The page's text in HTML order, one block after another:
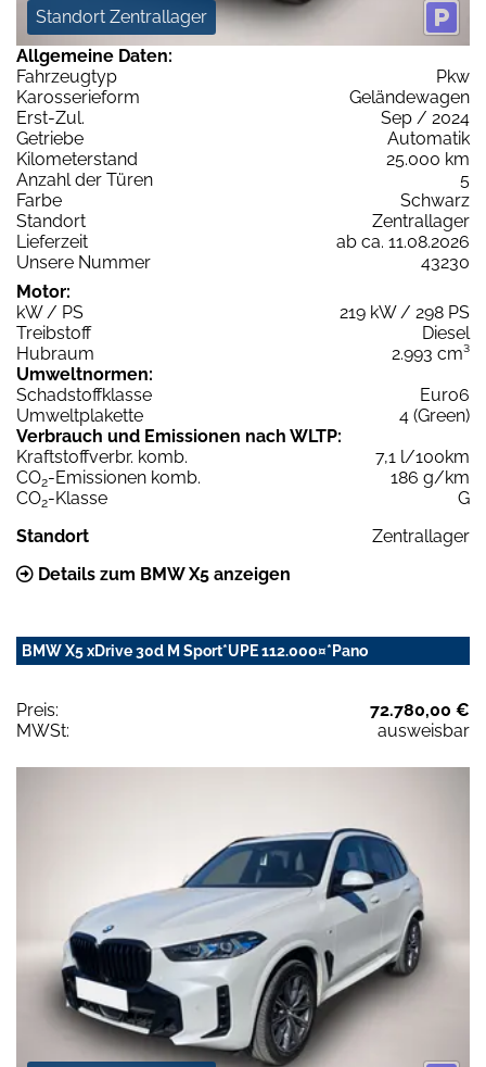
Standort Zentrallager
Allgemeine Daten:
Fahrzeugtyp
Pkw
Karosserieform
Geländewagen
Erst-Zul.
Sep / 2024
Getriebe
Automatik
Kilometerstand
25.000 km
Anzahl der Türen
5
Farbe
Schwarz
Standort
Zentrallager
Lieferzeit
ab ca. 11.08.2026
Unsere Nummer
43230
Motor:
kW / PS
219 kW / 298 PS
Treibstoff
Diesel
Hubraum
2.993 cm³
Umweltnormen:
Schadstoffklasse
Euro6
Umweltplakette
4 (Green)
Verbrauch und Emissionen nach WLTP:
Kraftstoffverbr. komb.
7,1 l/100km
CO2-Emissionen komb.
186 g/km
CO2-Klasse
G
Standort
Zentrallager
Details zum BMW X5 anzeigen
BMW X5 xDrive 30d M Sport*UPE 112.000¤*Pano
Preis:
72.780,00 €
MWSt:
ausweisbar